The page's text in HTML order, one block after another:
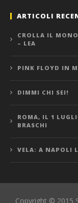
ARTICOLI
CROLLA IL
– LEA
PINK FLOYD IN
DIMMI CHI SEI!
ROMA, IL 1
BRASCHI
VELA: A NAPOLI
Copyright © 2015